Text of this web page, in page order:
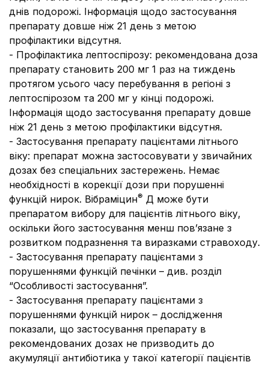
днів подорожі. Інформація щодо застосування
препарату довше ніж 21 день з метою
профілактики відсутня.
- Профілактика лептоспірозу: рекомендована доза
препарату становить 200 мг 1 раз на тиждень
протягом усього часу перебування в регіоні з
лептоспірозом та 200 мг у кінці подорожі.
Інформація щодо застосування препарату довше
ніж 21 день з метою профілактики відсутня.
- Застосування препарату пацієнтами літнього
віку: препарат можна застосовувати у звичайних
дозах без спеціальних застережень. Немає
необхідності в корекції дози при порушенні
функцій нирок. Вібраміцин® Д може бути
препаратом вибору для пацієнтів літнього віку,
оскільки його застосування менш пов’язане з
розвитком подразнення та виразками стравоходу.
- Застосування препарату пацієнтами з
порушеннями функцій печінки – див. розділ
“Особливості застосування”.
- Застосування препарату пацієнтами з
порушеннями функцій нирок – дослідження
показали, що застосування препарату в
рекомендованих дозах не призводить до
акумуляції антибіотика у такої категорії пацієнтів